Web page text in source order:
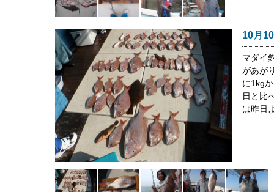
10月
マダイ
があが
に1kg
日と比
は昨日